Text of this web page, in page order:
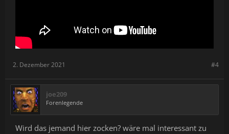
#4
2. Dezember 2021
joe209
Forenlegende
Wird das jemand hier zocken? wäre mal interessant zu